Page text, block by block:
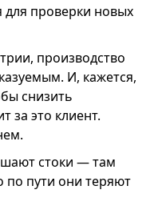
проверки новых
производство
И, кажется,
снизить
за это клиент.
стоки — там
пути они теряют